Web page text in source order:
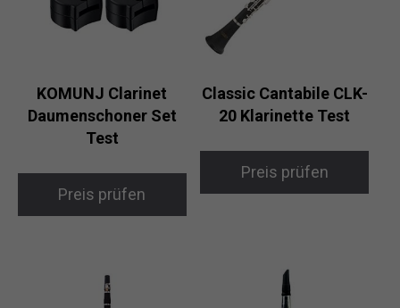
KOMUNJ Clarinet
Daumenschoner Set
Test
Preis prüfen
Classic Cantabile CLK-
20 Klarinette Test
Preis prüfen